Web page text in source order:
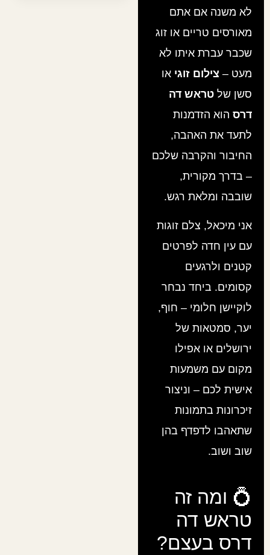
לא משנה אם אתם
מאורסים טריים או זוג
שכבר עברת איתו לא
מעט – צילום זוגי או
סשן של טראש דה
דרס הוא הזדמנות
לתעד את האהבה,
החיבור והקרבה שלכם
– בדרך מקורית,
שובבה ומלאת רגש.
אני מיכאל, צלם זוגות
עם עין חדה לפרטים
קטנים ולרגעים
קסומים. ביחד נבחר
לוקיישן חלומי – חוף,
יער, סמטאות של
ירושלים או אפילו
מקום עם משמעות
אישית לכם – וניצור
זיכרונות בתמונות
שתאהבו לדפדף בהן
שוב ושוב.
💍 ומה זה
טראש דה
דרס בעצם?